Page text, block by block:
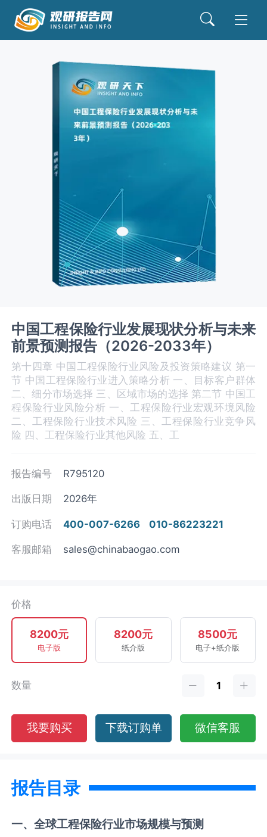
中国工程保险行业发展现状分析与未来
前景预测报告（2026-2033年）
第十四章 中国工程保险‌‌‌行业风险及投资策略建议 第一
节 中国工程保险行业进入策略分析 一、目标客户群体
二、细分市场选择 三、区域市场的选择 第二节 中国工
程保险行业风险分析 一、工程保险行业宏观环境风险
二、工程保险‌‌‌行业技术风险 三、工程保险行业竞争风
险 四、工程保险行业其他风险 五、工
报告编号 R795120
出版日期 2026年
订购电话 400-007-6266 010-86223221
客服邮箱 sales@chinabaogao.com
价格
8200元
电子版
8200元
纸介版
8500元
电子+纸介版
数量
我要购买 下载订购单 微信客服
报告目录
一、全球工程保险行业市场规模与预测